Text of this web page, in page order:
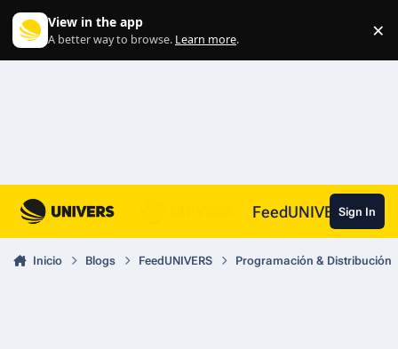
View in the app
A better way to browse. Learn more. ×
FeedUNIVERSSign In
Inicio Blogs FeedUNIVERS Programación & Distribución